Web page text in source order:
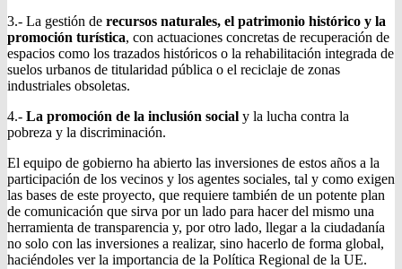
3.- La gestión de recursos naturales, el patrimonio histórico y la
promoción turística, con actuaciones concretas de recuperación de
espacios como los trazados históricos o la rehabilitación integrada de
suelos urbanos de titularidad pública o el reciclaje de zonas
industriales obsoletas.
4.- La promoción de la inclusión social y la lucha contra la
pobreza y la discriminación.
El equipo de gobierno ha abierto las inversiones de estos años a la
participación de los vecinos y los agentes sociales, tal y como exigen
las bases de este proyecto, que requiere también de un potente plan
de comunicación que sirva por un lado para hacer del mismo una
herramienta de transparencia y, por otro lado, llegar a la ciudadanía
no solo con las inversiones a realizar, sino hacerlo de forma global,
haciéndoles ver la importancia de la Política Regional de la UE.